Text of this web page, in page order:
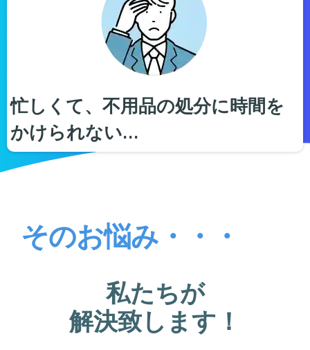
忙しくて、不用品の処分に時間を
かけられない…
そのお悩み・・・
私たちが
解決致します！